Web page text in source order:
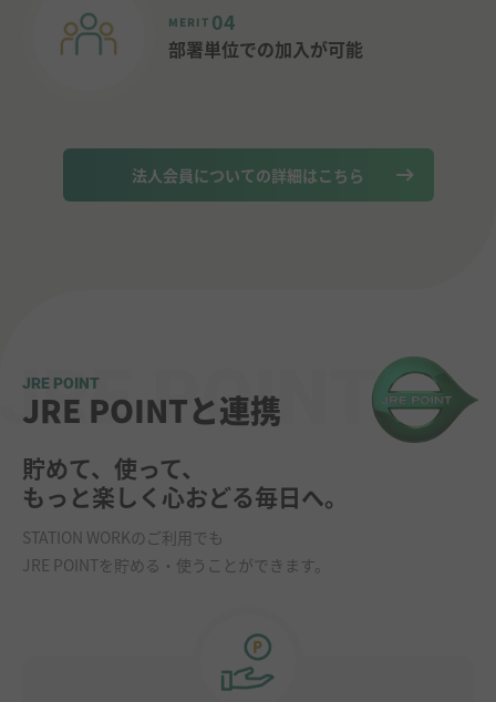
MERIT 04
部署単位での加入が可能
法人会員についての詳細はこちら
JRE POINT
JRE POINTと連携
貯めて、使って、
もっと楽しく心おどる毎日へ。
STATION WORKのご利用でも
JRE POINTを貯める・使うことができます。